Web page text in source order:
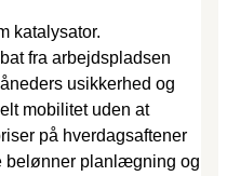
katalysator.
fra arbejdspladsen
usikkerhed og
mobilitet uden at
på hverdagsaftener
belønner planlægning og